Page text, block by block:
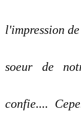
l'impression
soeur de
confie....